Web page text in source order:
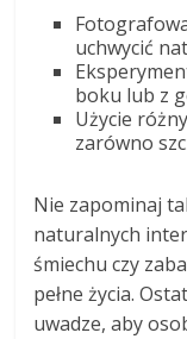
uchwycić
boku lub z
Użycie
zarówno
Nie zapominaj
naturalnych
śmiechu czy
pełne życia.
uwadze, aby